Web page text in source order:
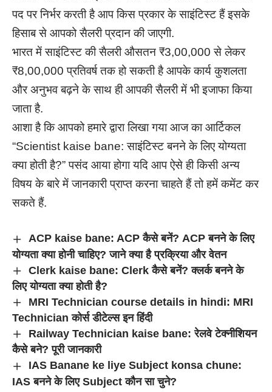
पद पर निर्भर करती है आप किस प्रकार के साइंटिस्ट हैं इसके
हिसाब से आपको सैलरी प्रदान की जाएगी.
भारत में साइंटिस्ट की सैलरी औसतन ₹3,00,000 से लेकर
₹8,00,000 प्रतिवर्ष तक हो सकती है आपके कार्य कुशलता
और अनुभव बढ़ने के साथ ही आपकी सैलरी में भी इजाफा किया
जाता है.
आशा है कि आपको हमारे द्वारा लिखा गया आज का आर्टिकल
“Scientist kaise bane: साइंटिस्ट बनने के लिए योग्यता
क्या होती है?” पसंद आया होगा यदि आप ऐसे ही किसी अन्य
विषय के बारे में जानकारी प्राप्त करना चाहते हैं तो हमें कमेंट कर
सकते हैं.
ACP kaise bane: ACP कैसे बनें? ACP बनने के लिए
योग्यता क्या होनी चाहिए? जाने क्या है प्रक्रिया और वेतन
Clerk kaise bane: Clerk कैसे बनें? क्लर्क बनने के
लिए योग्यता क्या होती है?
MRI Technician course details in hindi: MRI
Technician कोर्स डीटेल्स इन हिंदी
Railway Technician kaise bane: रेलवे टेक्नीशियन
कैसे बने? पूरी जानकारी
IAS Banane ke liye Subject konsa chune:
IAS बनने के लिए Subject कौन सा चुने?